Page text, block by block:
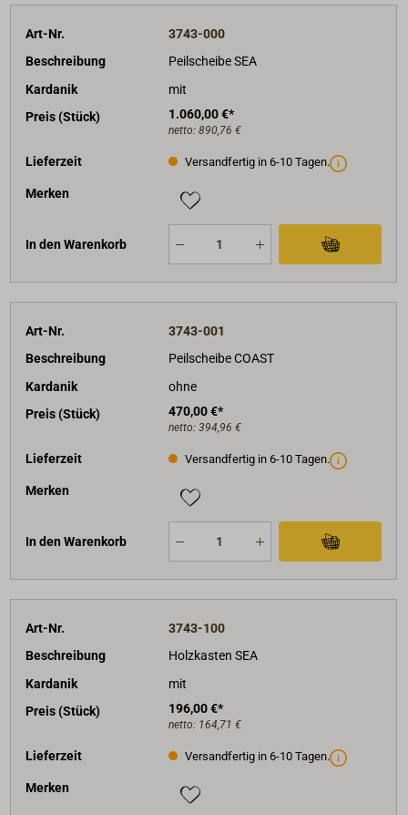
Art-Nr.
3743-000
Beschreibung
Peilscheibe SEA
Kardanik
mit
Preis (Stück)
1.060,00 €*
netto: 890,76 €
Lieferzeit Versandfertig in 6-10 Tagen.
Merken
In den Warenkorb
Art-Nr.
3743-001
Beschreibung
Peilscheibe COAST
Kardanik
ohne
Preis (Stück)
470,00 €*
netto: 394,96 €
Lieferzeit Versandfertig in 6-10 Tagen.
Merken
In den Warenkorb
Art-Nr.
3743-100
Beschreibung
Holzkasten SEA
Kardanik
mit
Preis (Stück)
196,00 €*
netto: 164,71 €
Lieferzeit Versandfertig in 6-10 Tagen.
Merken